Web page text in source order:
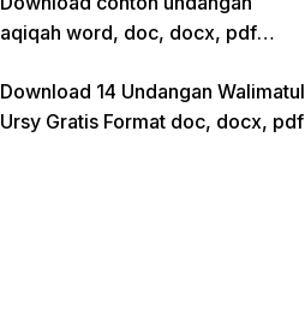
aqiqah word, doc, docx, pdf
Download 14 Undangan Walimatul
Ursy Gratis Format doc, docx, pdf